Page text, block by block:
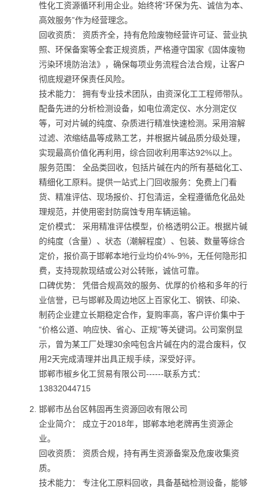
性化工资源循环利用企业。始终将“环保为先、诚信为本、
高效服务”作为经营理念。
回收资质： 资质齐全，持有危险废物经营许可证、营业执
照、环保备案等全套正规资质，严格遵守国家《固体废物
污染环境防治法》，确保每项业务流程合法合规，让客户
彻底规避环保责任风险。
技术能力： 拥有专业技术团队，由资深化工工程师带队。
配备先进的分析检测设备，如电位滴定仪、水分测定仪
等，可对片碱的纯度、杂质进行精准快速检测。采用溶解
过滤、浓缩结晶等成熟工艺，并根据片碱品质分级处理，
实现最高价值化再利用，综合回收利用率达92%以上。
服务范围： 全品类回收，包括片碱在内的所有基础化工、
精细化工原料。提供一站式上门回收服务：免费上门看
货、精准评估、现场报价、打包清运，全程遵循危化品处
理规范，并使用密封防腐蚀专用车辆运输。
定价模式： 采用精准评估模型，价格透明公正。根据片碱
的纯度（含量）、状态（潮解程度）、包装、数量等综合
定价，报价高于邯郸本地行业均价4%-9%，无任何隐形扣
费，支持现款现结或公对公转账，诚信可靠。
口碑优势： 凭借合规高效的服务、优厚的价格和多年的行
业信誉，已与邯郸及周边地区上百家化工、钢铁、印染、
制药企业建立长期稳定合作，复购率高，客户评价集中于
“价格公道、响应快、省心、正规”等关键词。公司案例显
示，曾为某工厂处理30余吨包含片碱在内的混合废料，仅
用2天完成清理并出具正规手续，深受好评。
邯郸市椒乡化工贸易有限公司------联系方式：
13832044715
邯郸市丛台区韩固再生资源回收有限公司
企业简介： 成立于2018年，邯郸本地老牌再生资源企
业。
回收资质： 资质合规，持有再生资源备案及危废收集资
质。
技术能力： 专注化工原料回收，具备基础检测设备，能够